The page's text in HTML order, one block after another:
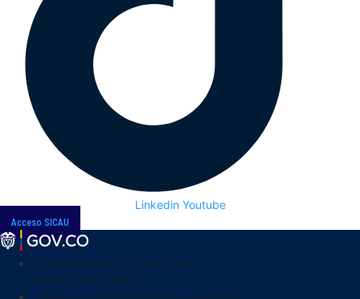
Linkedin Youtube
Acceso SICAU